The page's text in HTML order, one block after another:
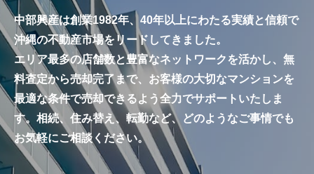
中部興産は創業1982年、40年以上にわたる実績と信頼で
沖縄の不動産市場をリードしてきました。
エリア最多の店舗数と豊富なネットワークを活かし、無
料査定から売却完了まで、お客様の大切なマンションを
最適な条件で売却できるよう全力でサポートいたしま
す。相続、住み替え、転勤など、どのようなご事情でも
お気軽にご相談ください。